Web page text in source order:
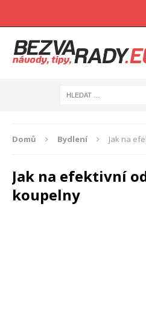
Domů Bydlení Jak na
Jak na efektivní
koupelny